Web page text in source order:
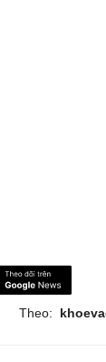
Theo: